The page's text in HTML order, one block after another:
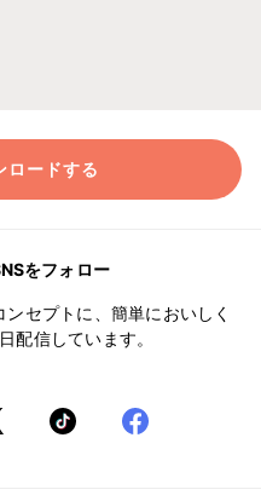
ロードする
をフォロー
ンセプトに、簡単においしく
配信しています。